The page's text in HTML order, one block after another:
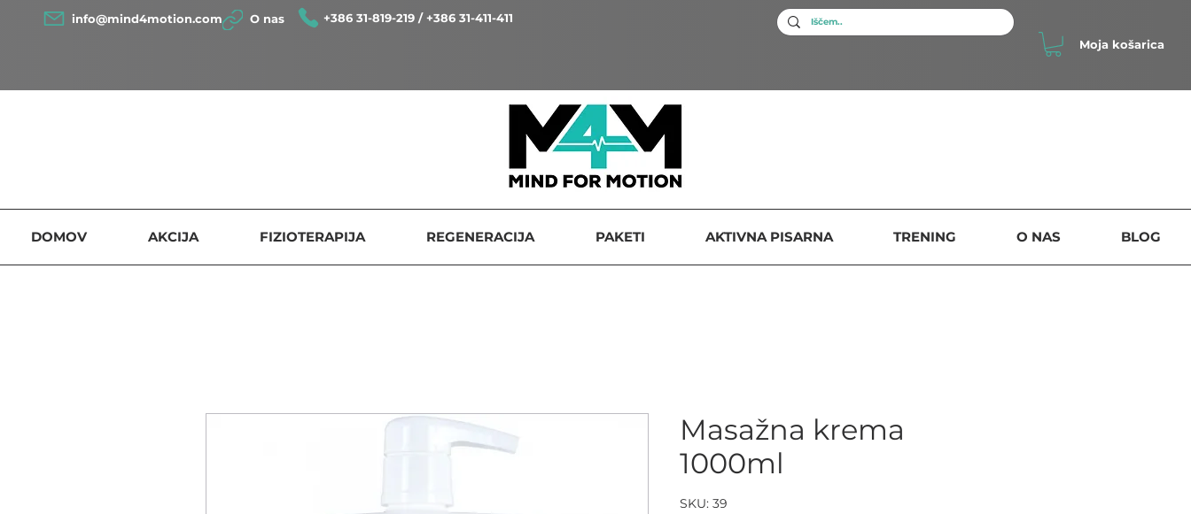
info@mind4motion.com O nas
+386 31-819-219 / +386 31-411-411
Moja košarica
DOMOV AKCIJA FIZIOTERAPIJA REGENERACIJA PAKETI AKTIVNA PISARNA TRENING O NAS BLOG
Masažna krema
1000ml
SKU: 39